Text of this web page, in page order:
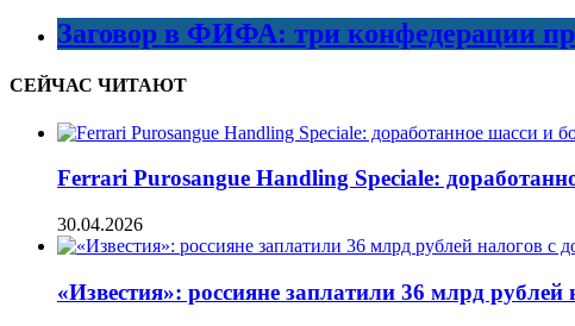
Заговор в ФИФА: три конфедерации
СЕЙЧАС ЧИТАЮТ
Ferrari Purosangue Handling Speciale:
30.04.2026
«Известия»: россияне заплатили 36 млрд рублей